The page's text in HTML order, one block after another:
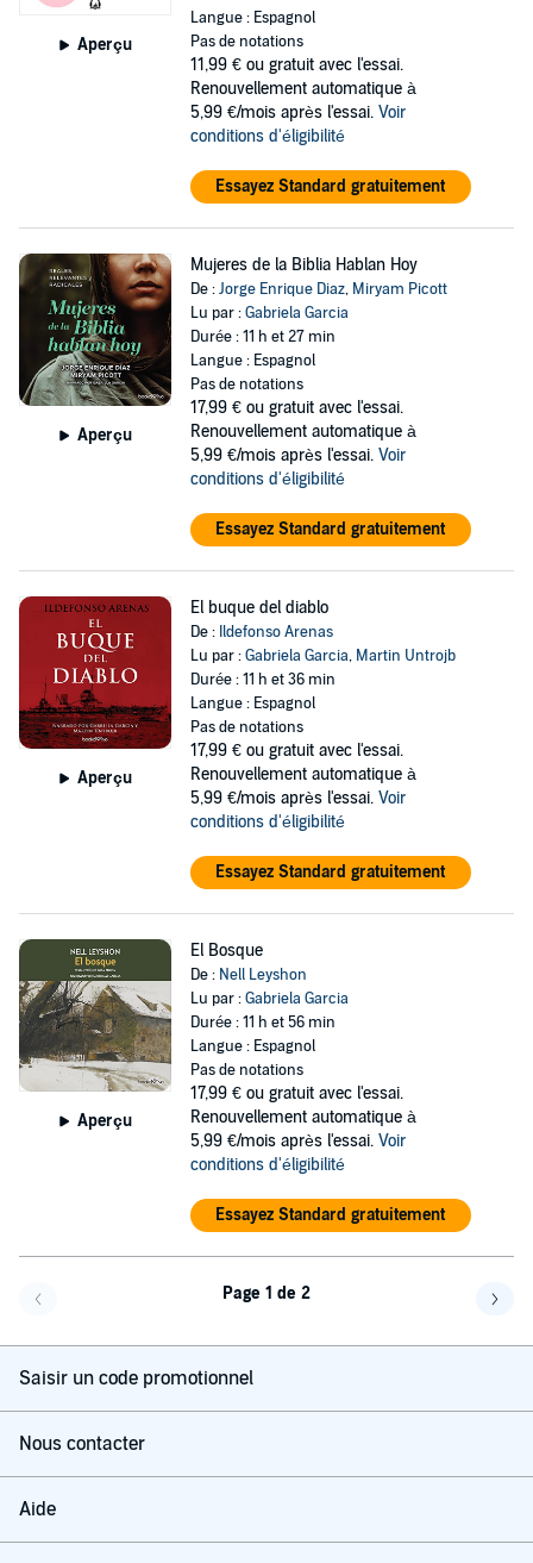
Aperçu
Langue : Espagnol
Pas de notations
11,99 € ou gratuit avec l'essai.
Renouvellement automatique à
5,99 €/mois après l'essai. Voir
conditions d'éligibilité
Essayez Standard gratuitement
Aperçu
Mujeres de la Biblia Hablan Hoy
De :Jorge Enrique Diaz, Miryam Picott
Lu par :Gabriela Garcia
Durée : 11 h et 27 min
Langue : Espagnol
Pas de notations
17,99 € ou gratuit avec l'essai.
Renouvellement automatique à
5,99 €/mois après l'essai. Voir
conditions d'éligibilité
Essayez Standard gratuitement
Aperçu
El buque del diablo
De : Ildefonso Arenas
Lu par :Gabriela Garcia, Martin Untrojb
Durée : 11 h et 36 min
Langue : Espagnol
Pas de notations
17,99 € ou gratuit avec l'essai.
Renouvellement automatique à
5,99 €/mois après l'essai. Voir
conditions d'éligibilité
Essayez Standard gratuitement
Aperçu
El Bosque
De : Nell Leyshon
Lu par :Gabriela Garcia
Durée : 11 h et 56 min
Langue : Espagnol
Pas de notations
17,99 € ou gratuit avec l'essai.
Renouvellement automatique à
5,99 €/mois après l'essai. Voir
conditions d'éligibilité
Essayez Standard gratuitement
Page 1 de 2
Saisir un code promotionnel
Nous contacter
Aide